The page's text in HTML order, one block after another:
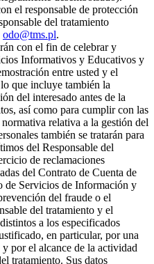
el responsable de protección
del tratamiento
odo@tms.pl.
con el fin de celebrar y
Informativos y Educativos y
entre usted y el
que incluye también la
del interesado antes de la
así como para cumplir con las
relativa a la gestión del
también se tratarán para
del Responsable del
de reclamaciones
del Contrato de Cuenta de
de Servicios de Información y
del fraude o el
del tratamiento y el
a los especificados
en particular, por una
por el alcance de la actividad
tratamiento. Sus datos